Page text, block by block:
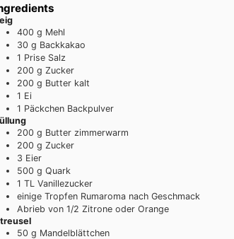
400 g Mehl
30 g Backkakao
1 Prise Salz
200 g Zucker
200 g Butter kalt
1 Ei
1 Päckchen Backpulver
200 g Butter zimmerwarm
200 g Zucker
3 Eier
500 g Quark
1 TL Vanillezucker
einige Tropfen Rumaroma nach Geschmack
Abrieb von 1/2 Zitrone oder Orange
50 g Mandelblättchen